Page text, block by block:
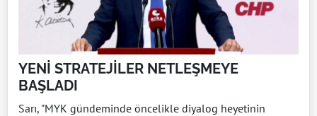
YENİ STRATEJİLER NETLEŞMEYE
BAŞLADI
Sarı, "MYK gündeminde öncelikle diyalog heyetinin